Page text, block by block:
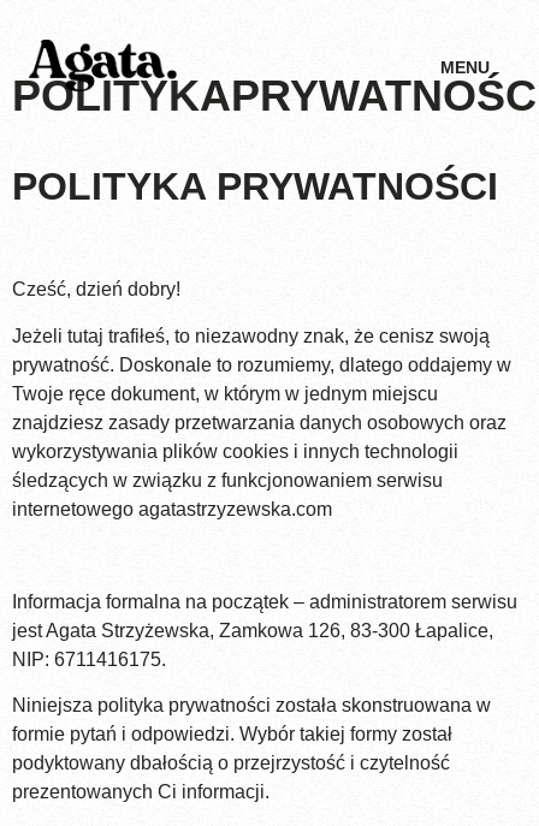
MENU
POLITYKA PRYWATNOŚCI
Cześć, dzień dobry!
Jeżeli tutaj trafiłeś, to niezawodny znak, że cenisz swoją
prywatność. Doskonale to rozumiemy, dlatego oddajemy w
Twoje ręce dokument, w którym w jednym miejscu
znajdziesz zasady przetwarzania danych osobowych oraz
wykorzystywania plików cookies i innych technologii
śledzących w związku z funkcjonowaniem serwisu
internetowego agatastrzyzewska.com
Informacja formalna na początek – administratorem serwisu
jest Agata Strzyżewska, Zamkowa 126, 83-300 Łapalice,
NIP: 6711416175.
Niniejsza polityka prywatności została skonstruowana w
formie pytań i odpowiedzi. Wybór takiej formy został
podyktowany dbałością o przejrzystość i czytelność
prezentowanych Ci informacji.